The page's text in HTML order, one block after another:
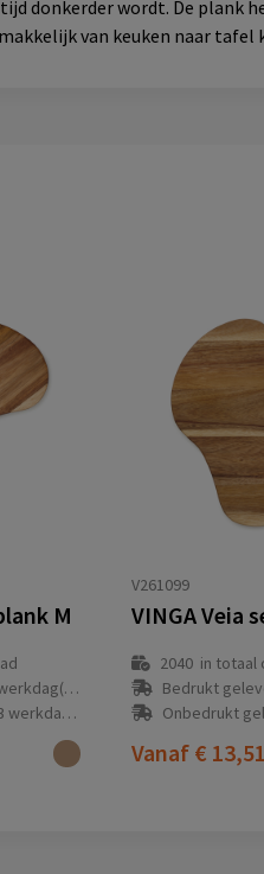
donkerder wordt. De plank
van keuken naar tafel
M
V261099
VINGA Veia
2040in totaal
Bedrukt
Onbedrukt
Vanaf € 13,51